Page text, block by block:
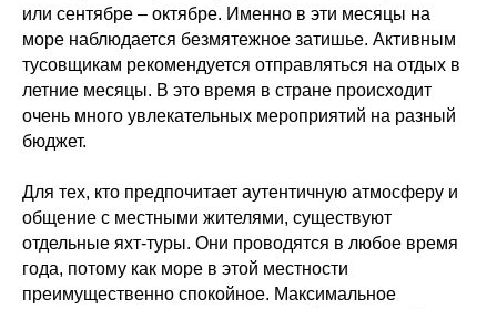
или сентябре – октябре. Именно в эти месяцы на
море наблюдается безмятежное затишье. Активным
тусовщикам рекомендуется отправляться на отдых в
летние месяцы. В это время в стране происходит
очень много увлекательных мероприятий на разный
бюджет.
Для тех, кто предпочитает аутентичную атмосферу и
общение с местными жителями, существуют
отдельные яхт-туры. Они проводятся в любое время
года, потому как море в этой местности
преимущественно спокойное. Максимальное